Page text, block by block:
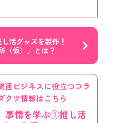
活グッズを製作！
（仮）」とは？
連ビジネスに役立つコラ
クツ情報はこちら
事情を学ぶ①推し活